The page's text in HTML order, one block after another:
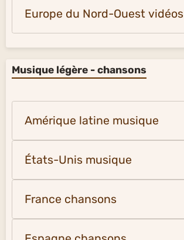
Europe du Nord-Ouest vidéos
Musique légère - chansons
Amérique latine musique
États-Unis musique
France chansons